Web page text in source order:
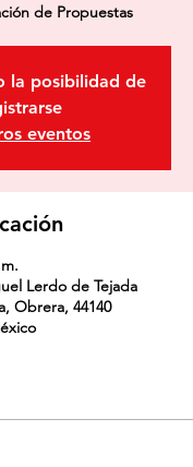
de Propuestas
la posibilidad de
eventos
Lerdo de Tejada
Obrera, 44140